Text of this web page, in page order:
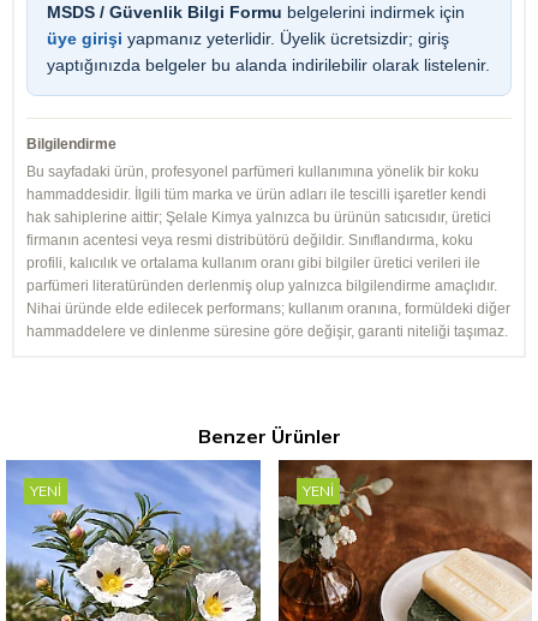
MSDS / Güvenlik Bilgi Formu belgelerini indirmek için
üye girişi yapmanız yeterlidir. Üyelik ücretsizdir; giriş
yaptığınızda belgeler bu alanda indirilebilir olarak listelenir.
Bilgilendirme
Bu sayfadaki ürün, profesyonel parfümeri kullanımına yönelik bir koku
hammaddesidir. İlgili tüm marka ve ürün adları ile tescilli işaretler kendi
hak sahiplerine aittir; Şelale Kimya yalnızca bu ürünün satıcısıdır, üretici
firmanın acentesi veya resmi distribütörü değildir. Sınıflandırma, koku
profili, kalıcılık ve ortalama kullanım oranı gibi bilgiler üretici verileri ile
parfümeri literatüründen derlenmiş olup yalnızca bilgilendirme amaçlıdır.
Nihai üründe elde edilecek performans; kullanım oranına, formüldeki diğer
hammaddelere ve dinlenme süresine göre değişir, garanti niteliği taşımaz.
Benzer Ürünler
YENI YENI